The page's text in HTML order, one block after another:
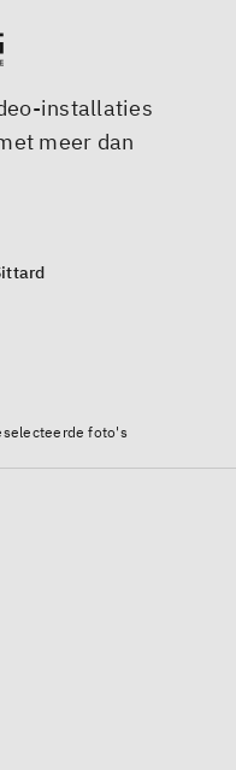
installaties
meer dan
foto's